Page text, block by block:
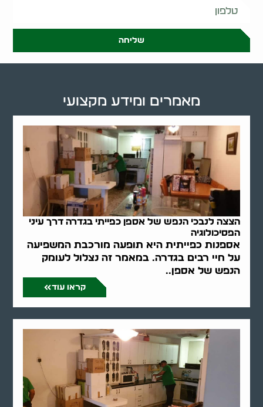
שליחה
הצצה לנבכי הנפש של אספן כפייתי בגדרה דרך עיני
הפסיכולוגיה
אספנות כפייתית היא תופעה מורכבת המשפיעה
על חיי רבים בגדרה. במאמר זה נצלול לעומק
הנפש של אספן..
קראו עוד
מאמרים ומידע מקצועי